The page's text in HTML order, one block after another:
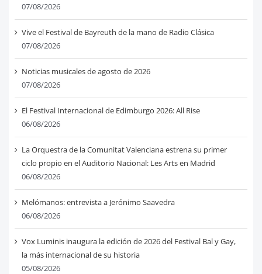
07/08/2026
Vive el Festival de Bayreuth de la mano de Radio Clásica
07/08/2026
Noticias musicales de agosto de 2026
07/08/2026
El Festival Internacional de Edimburgo 2026: All Rise
06/08/2026
La Orquestra de la Comunitat Valenciana estrena su primer
ciclo propio en el Auditorio Nacional: Les Arts en Madrid
06/08/2026
Melómanos: entrevista a Jerónimo Saavedra
06/08/2026
Vox Luminis inaugura la edición de 2026 del Festival Bal y Gay,
la más internacional de su historia
05/08/2026